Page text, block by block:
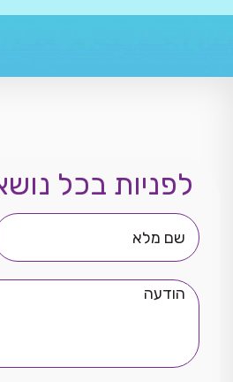
לפניות בכל
שם
מלא
הודעה